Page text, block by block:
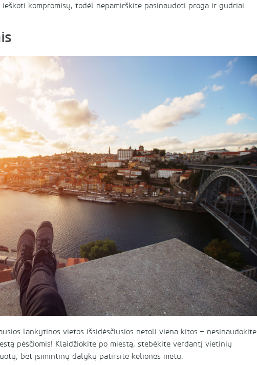
kompromisų, todėl nepamirškite pasinaudoti proga ir gudriai
lankytinos vietos išsidėsčiusios netoli viena kitos – nesinaudokite
pėsčiomis! Klaidžiokite po miestą, stebėkite verdantį vietinių
bet įsimintinų dalykų patirsite kelionės metu.